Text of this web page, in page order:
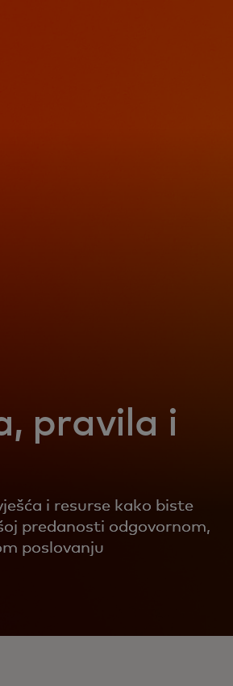
pravila i
i resurse kako biste
predanosti odgovornom,
poslovanju